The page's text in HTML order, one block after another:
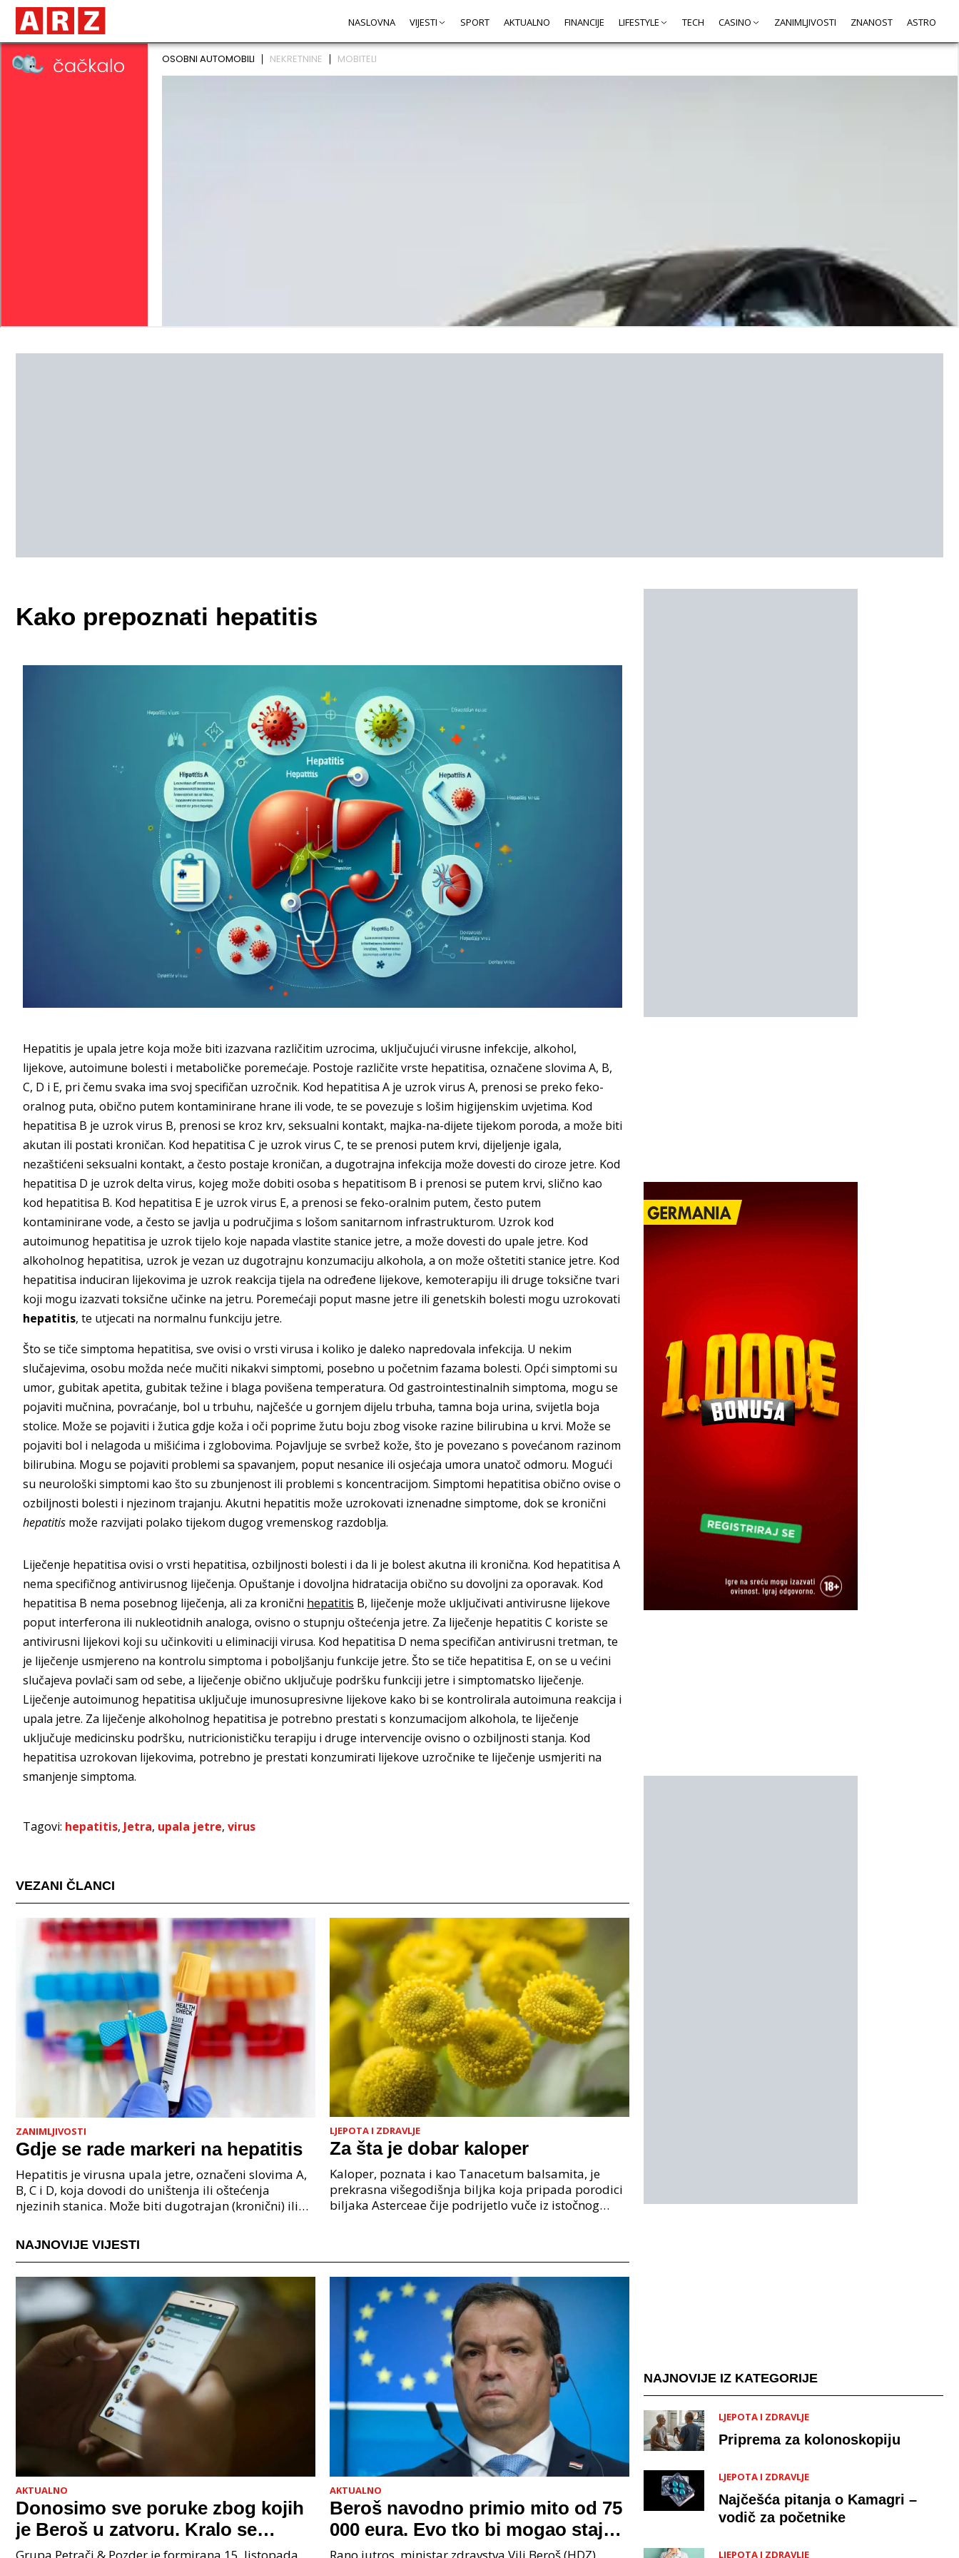
NASLOVNA VIJESTI SPORT AKTUALNO FINANCIJE LIFESTYLE TECH CASINO ZANIMLJIVOSTI ZNANOST ASTRO
Kako prepoznati hepatitis
Hepatitis je upala jetre koja može biti izazvana različitim uzrocima, uključujući virusne infekcije, alkohol,
lijekove, autoimune bolesti i metaboličke poremećaje. Postoje različite vrste hepatitisa, označene slovima A, B,
C, D i E, pri čemu svaka ima svoj specifičan uzročnik. Kod hepatitisa A je uzrok virus A, prenosi se preko feko-
oralnog puta, obično putem kontaminirane hrane ili vode, te se povezuje s lošim higijenskim uvjetima. Kod
hepatitisa B je uzrok virus B, prenosi se kroz krv, seksualni kontakt, majka-na-dijete tijekom poroda, a može biti
akutan ili postati kroničan. Kod hepatitisa C je uzrok virus C, te se prenosi putem krvi, dijeljenje igala,
nezaštićeni seksualni kontakt, a često postaje kroničan, a dugotrajna infekcija može dovesti do ciroze jetre. Kod
hepatitisa D je uzrok delta virus, kojeg može dobiti osoba s hepatitisom B i prenosi se putem krvi, slično kao
kod hepatitisa B. Kod hepatitisa E je uzrok virus E, a prenosi se feko-oralnim putem, često putem
kontaminirane vode, a često se javlja u područjima s lošom sanitarnom infrastrukturom. Uzrok kod
autoimunog hepatitisa je uzrok tijelo koje napada vlastite stanice jetre, a može dovesti do upale jetre. Kod
alkoholnog hepatitisa, uzrok je vezan uz dugotrajnu konzumaciju alkohola, a on može oštetiti stanice jetre. Kod
hepatitisa induciran lijekovima je uzrok reakcija tijela na određene lijekove, kemoterapiju ili druge toksične tvari
koji mogu izazvati toksične učinke na jetru. Poremećaji poput masne jetre ili genetskih bolesti mogu uzrokovati
hepatitis, te utjecati na normalnu funkciju jetre.
Što se tiče simptoma hepatitisa, sve ovisi o vrsti virusa i koliko je daleko napredovala infekcija. U nekim
slučajevima, osobu možda neće mučiti nikakvi simptomi, posebno u početnim fazama bolesti. Opći simptomi su
umor, gubitak apetita, gubitak težine i blaga povišena temperatura. Od gastrointestinalnih simptoma, mogu se
pojaviti mučnina, povraćanje, bol u trbuhu, najčešće u gornjem dijelu trbuha, tamna boja urina, svijetla boja
stolice. Može se pojaviti i žutica gdje koža i oči poprime žutu boju zbog visoke razine bilirubina u krvi. Može se
pojaviti bol i nelagoda u mišićima i zglobovima. Pojavljuje se svrbež kože, što je povezano s povećanom razinom
bilirubina. Mogu se pojaviti problemi sa spavanjem, poput nesanice ili osjećaja umora unatoč odmoru. Mogući
su neurološki simptomi kao što su zbunjenost ili problemi s koncentracijom. Simptomi hepatitisa obično ovise o
ozbiljnosti bolesti i njezinom trajanju. Akutni hepatitis može uzrokovati iznenadne simptome, dok se kronični
hepatitis može razvijati polako tijekom dugog vremenskog razdoblja.
Liječenje hepatitisa ovisi o vrsti hepatitisa, ozbiljnosti bolesti i da li je bolest akutna ili kronična. Kod hepatitisa A
nema specifičnog antivirusnog liječenja. Opuštanje i dovoljna hidratacija obično su dovoljni za oporavak. Kod
hepatitisa B nema posebnog liječenja, ali za kronični hepatitis B, liječenje može uključivati antivirusne lijekove
poput interferona ili nukleotidnih analoga, ovisno o stupnju oštećenja jetre. Za liječenje hepatitis C koriste se
antivirusni lijekovi koji su učinkoviti u eliminaciji virusa. Kod hepatitisa D nema specifičan antivirusni tretman, te
je liječenje usmjereno na kontrolu simptoma i poboljšanju funkcije jetre. Što se tiče hepatitisa E, on se u većini
slučajeva povlači sam od sebe, a liječenje obično uključuje podršku funkciji jetre i simptomatsko liječenje.
Liječenje autoimunog hepatitisa uključuje imunosupresivne lijekove kako bi se kontrolirala autoimuna reakcija i
upala jetre. Za liječenje alkoholnog hepatitisa je potrebno prestati s konzumacijom alkohola, te liječenje
uključuje medicinsku podršku, nutricionističku terapiju i druge intervencije ovisno o ozbiljnosti stanja. Kod
hepatitisa uzrokovan lijekovima, potrebno je prestati konzumirati lijekove uzročnike te liječenje usmjeriti na
smanjenje simptoma.
Tagovi: hepatitis, Jetra, upala jetre, virus
VEZANI ČLANCI
ZANIMLJIVOSTI
Gdje se rade markeri na hepatitis
Hepatitis je virusna upala jetre, označeni slovima A,
B, C i D, koja dovodi do uništenja ili oštećenja
njezinih stanica. Može biti dugotrajan (kronični) ili
LJEPOTA I ZDRAVLJE
Za šta je dobar kaloper
Kaloper, poznata i kao Tanacetum balsamita, je
prekrasna višegodišnja biljka koja pripada porodici
biljaka Asterceae čije podrijetlo vuče iz istočnog
NAJNOVIJE VIJESTI
AKTUALNO
Donosimo sve poruke zbog kojih
je Beroš u zatvoru. Kralo se
godinama. Tko će iz vlade biti
AKTUALNO
Beroš navodno primio mito od 75
000 eura. Evo tko bi mogao stajati
na čelu zločinačkog udruženja
NAJNOVIJE IZ KATEGORIJE
LJEPOTA I ZDRAVLJE
Priprema za kolonoskopiju
LJEPOTA I ZDRAVLJE
Najčešća pitanja o Kamagri –
vodič za početnike
LJEPOTA I ZDRAVLJE